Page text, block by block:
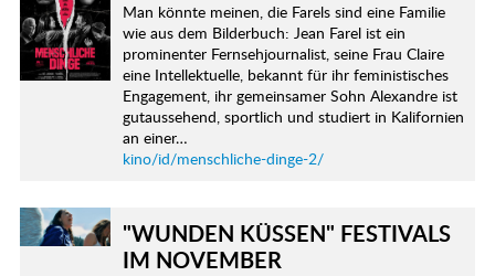
Man könnte meinen, die Farels sind eine Familie
wie aus dem Bilderbuch: Jean Farel ist ein
prominenter Fernsehjournalist, seine Frau Claire
eine Intellektuelle, bekannt für ihr feministisches
Engagement, ihr gemeinsamer Sohn Alexandre ist
gutaussehend, sportlich und studiert in Kalifornien
an einer…
kino/id/menschliche-dinge-2/
"WUNDEN KÜSSEN" FESTIVALS
IM NOVEMBER